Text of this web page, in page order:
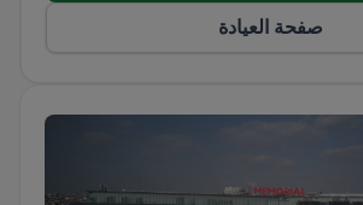
صفحة العيادة